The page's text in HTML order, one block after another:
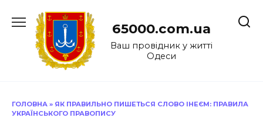
до
65000.com.ua
Ваш провідник у житті
Одеси
ГОЛОВНА » ЯК ПРАВИЛЬНО ПИШЕТЬСЯ СЛОВО ІНЕЄМ: ПРАВИЛА
УКРАЇНСЬКОГО ПРАВОПИСУ